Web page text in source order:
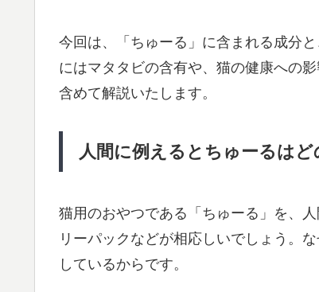
今回は、「ちゅーる」に含まれる成分
にはマタタビの含有や、猫の健康への
含めて解説いたします。
人間に例えるとちゅーるはど
猫用のおやつである「ちゅーる」を、
リーパックなどが相応しいでしょう。
しているからです。